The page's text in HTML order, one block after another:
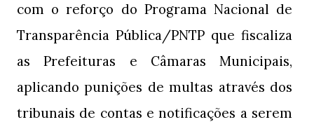
com o reforço do Programa Nacional de
Transparência Pública/PNTP que fiscaliza
as Prefeituras e Câmaras Municipais,
aplicando punições de multas através dos
tribunais de contas e notificações a serem